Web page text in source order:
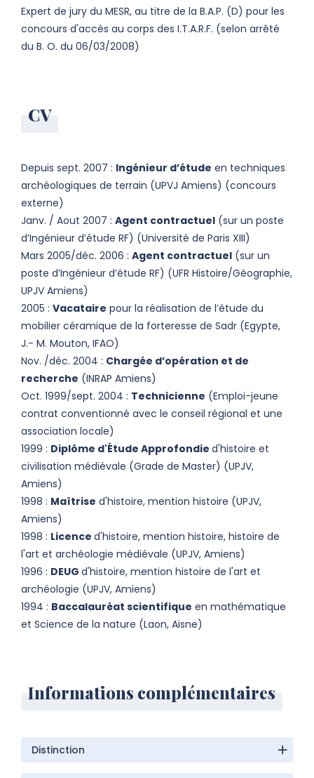
Expert de jury du MESR, au titre de la B.A.P. (D) pour les
concours d'accès au corps des I.T.A.R.F. (selon arrêté
du B. O. du 06/03/2008)
CV
Depuis sept. 2007 : Ingénieur d’étude en techniques
archéologiques de terrain (UPVJ Amiens) (concours
externe)
Janv. / Aout 2007 : Agent contractuel (sur un poste
d’Ingénieur d’étude RF) (Université de Paris XIII)
Mars 2005/déc. 2006 : Agent contractuel (sur un
poste d’Ingénieur d’étude RF) (UFR Histoire/Géographie,
UPJV Amiens)
2005 : Vacataire pour la réalisation de l’étude du
mobilier céramique de la forteresse de Sadr (Egypte,
J.- M. Mouton, IFAO)
Nov. /déc. 2004 : Chargée d’opération et de
recherche (INRAP Amiens)
Oct. 1999/sept. 2004 : Technicienne (Emploi-jeune
contrat conventionné avec le conseil régional et une
association locale)
1999 : Diplôme d'Étude Approfondie d'histoire et
civilisation médiévale (Grade de Master) (UPJV,
Amiens)
1998 : Maîtrise d'histoire, mention histoire (UPJV,
Amiens)
1998 : Licence d'histoire, mention histoire, histoire de
l'art et archéologie médiévale (UPJV, Amiens)
1996 : DEUG d'histoire, mention histoire de l'art et
archéologie (UPJV, Amiens)
1994 : Baccalauréat scientifique en mathématique
et Science de la nature (Laon, Aisne)
Informations complémentaires
Distinction